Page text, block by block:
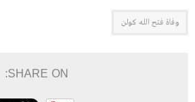
وفاة فتح الله كولن
SHARE ON: